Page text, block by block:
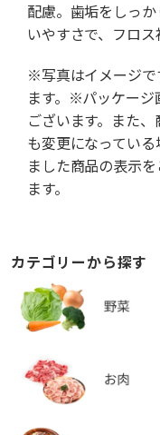
配慮。歯垢をしっ
いやすさで、フロス
※写真はイメージで
ます。※パッケージ
ございます。また
も変更になってい
ました商品の表示
ます。
カテゴリーから探す